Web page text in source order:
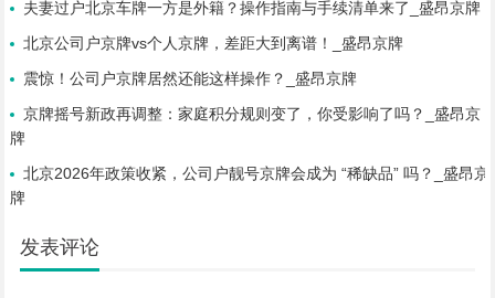
夫妻过户北京车牌一方是外籍？操作指南与手续清单来了_盛昂京牌
北京公司户京牌vs个人京牌，差距大到离谱！_盛昂京牌
震惊！公司户京牌居然还能这样操作？_盛昂京牌
京牌摇号新政再调整：家庭积分规则变了，你受影响了吗？_盛昂京
牌
北京2026年政策收紧，公司户靓号京牌会成为 “稀缺品” 吗？_盛昂京
牌
发表评论